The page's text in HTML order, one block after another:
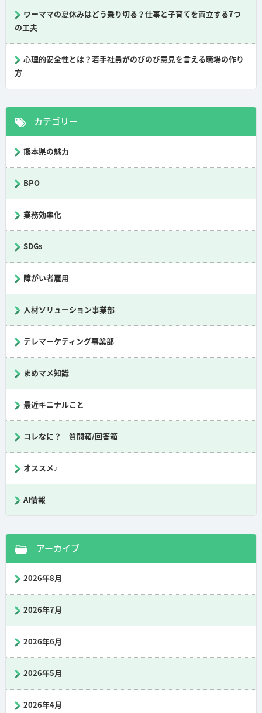
ワーママの夏休みはどう乗り切る？仕事と子育てを両立する7つ
の工夫
心理的安全性とは？若手社員がのびのび意見を言える職場の作り
方
カテゴリー
熊本県の魅力
BPO
業務効率化
SDGs
障がい者雇用
人材ソリューション事業部
テレマーケティング事業部
まめマメ知識
最近キニナルこと
コレなに？ 質問箱/回答箱
オススメ♪
AI情報
アーカイブ
2026年8月
2026年7月
2026年6月
2026年5月
2026年4月